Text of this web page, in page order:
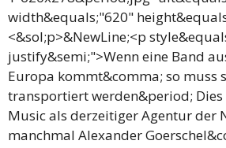
width&equals;"620"
<&sol;p>&NewLine;<p
justify&semi;">Wenn eine Band
Europa kommt&comma; so muss
transportiert werden&period;
Music als derzeitiger Agentur der
manchmal Alexander